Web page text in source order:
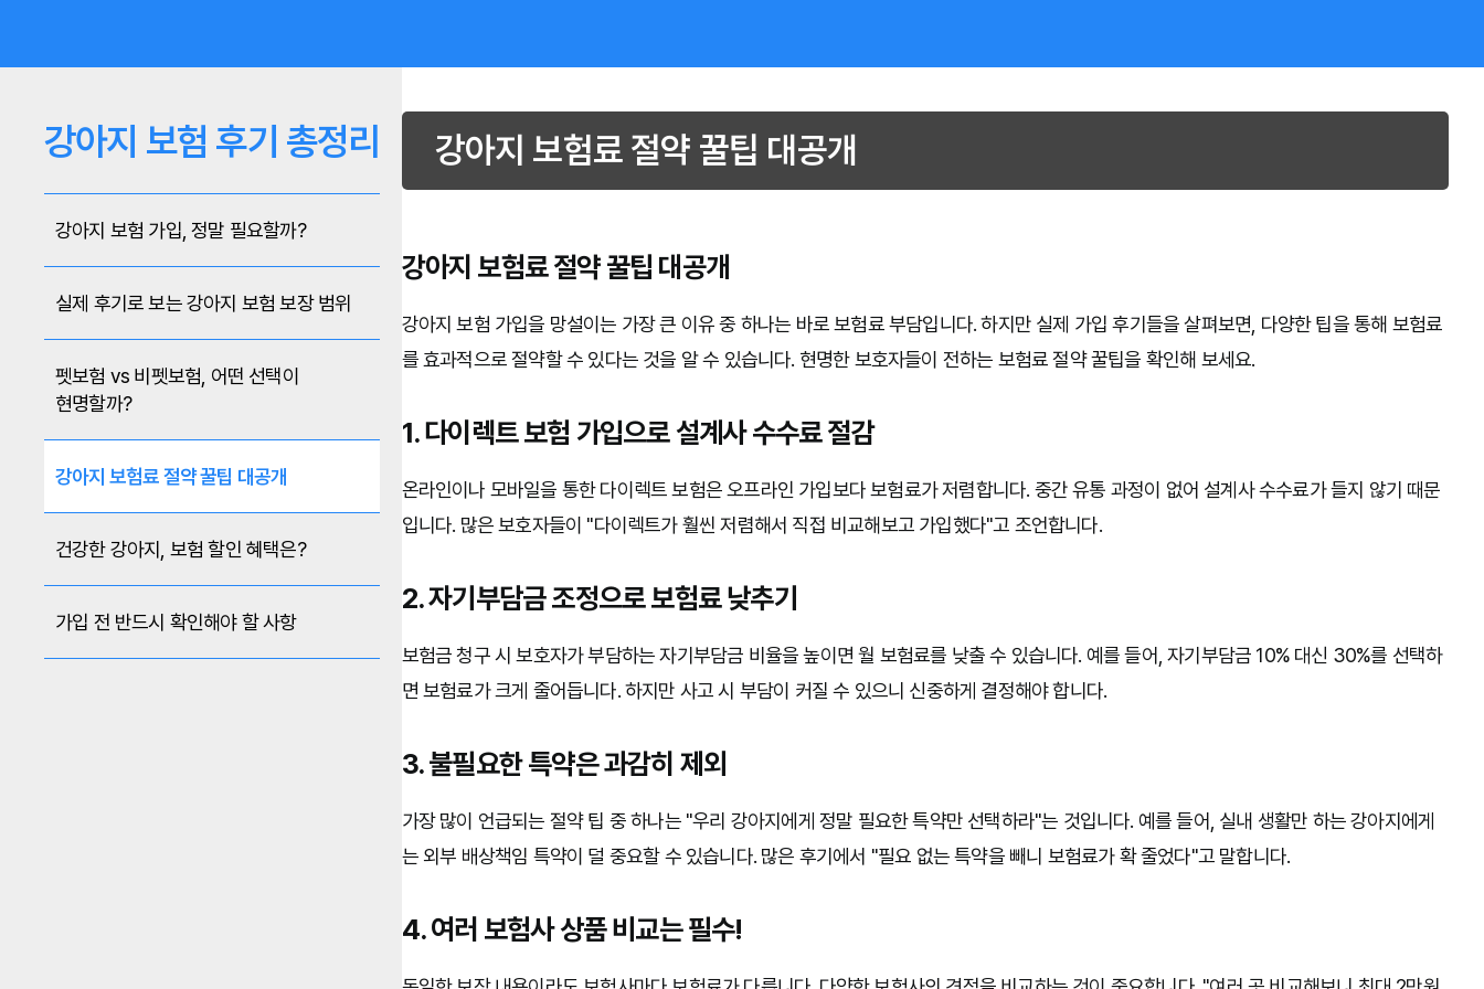
강아지 보험 후기 총정리
강아지 보험 가입, 정말 필요할까?
실제 후기로 보는 강아지 보험 보장 범위
펫보험 vs 비펫보험, 어떤 선택이
현명할까?
강아지 보험료 절약 꿀팁 대공개
건강한 강아지, 보험 할인 혜택은?
가입 전 반드시 확인해야 할 사항
강아지 보험료 절약 꿀팁 대공개
강아지 보험료 절약 꿀팁 대공개
강아지 보험 가입을 망설이는 가장 큰 이유 중 하나는 바로 보험료 부담입니다. 하지만 실제 가입 후기들을 살펴보면, 다양한 팁을 통해 보험료
를 효과적으로 절약할 수 있다는 것을 알 수 있습니다. 현명한 보호자들이 전하는 보험료 절약 꿀팁을 확인해 보세요.
1. 다이렉트 보험 가입으로 설계사 수수료 절감
온라인이나 모바일을 통한 다이렉트 보험은 오프라인 가입보다 보험료가 저렴합니다. 중간 유통 과정이 없어 설계사 수수료가 들지 않기 때문
입니다. 많은 보호자들이 "다이렉트가 훨씬 저렴해서 직접 비교해보고 가입했다"고 조언합니다.
2. 자기부담금 조정으로 보험료 낮추기
보험금 청구 시 보호자가 부담하는 자기부담금 비율을 높이면 월 보험료를 낮출 수 있습니다. 예를 들어, 자기부담금 10% 대신 30%를 선택하
면 보험료가 크게 줄어듭니다. 하지만 사고 시 부담이 커질 수 있으니 신중하게 결정해야 합니다.
3. 불필요한 특약은 과감히 제외
가장 많이 언급되는 절약 팁 중 하나는 "우리 강아지에게 정말 필요한 특약만 선택하라"는 것입니다. 예를 들어, 실내 생활만 하는 강아지에게
는 외부 배상책임 특약이 덜 중요할 수 있습니다. 많은 후기에서 "필요 없는 특약을 빼니 보험료가 확 줄었다"고 말합니다.
4. 여러 보험사 상품 비교는 필수!